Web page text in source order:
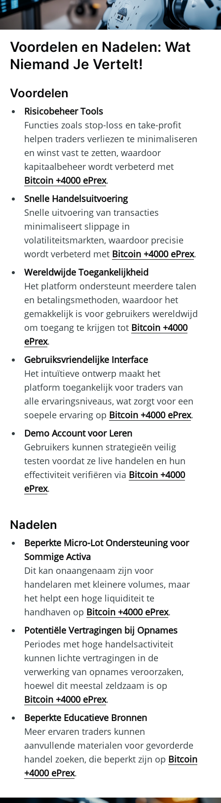
Voordelen en Nadelen: Wat
Niemand Je Vertelt!
Voordelen
Risicobeheer Tools
Functies zoals stop-loss en take-profit
helpen traders verliezen te minimaliseren
en winst vast te zetten, waardoor
kapitaalbeheer wordt verbeterd met
Bitcoin +4000 ePrex.
Snelle Handelsuitvoering
Snelle uitvoering van transacties
minimaliseert slippage in
volatiliteitsmarkten, waardoor precisie
wordt verbeterd met Bitcoin +4000 ePrex.
Wereldwijde Toegankelijkheid
Het platform ondersteunt meerdere talen
en betalingsmethoden, waardoor het
gemakkelijk is voor gebruikers wereldwijd
om toegang te krijgen tot Bitcoin +4000
ePrex.
Gebruiksvriendelijke Interface
Het intuïtieve ontwerp maakt het
platform toegankelijk voor traders van
alle ervaringsniveaus, wat zorgt voor een
soepele ervaring op Bitcoin +4000 ePrex.
Demo Account voor Leren
Gebruikers kunnen strategieën veilig
testen voordat ze live handelen en hun
effectiviteit verifiëren via Bitcoin +4000
ePrex.
Nadelen
Beperkte Micro-Lot Ondersteuning voor
Sommige Activa
Dit kan onaangenaam zijn voor
handelaren met kleinere volumes, maar
het helpt een hoge liquiditeit te
handhaven op Bitcoin +4000 ePrex.
Potentiële Vertragingen bij Opnames
Periodes met hoge handelsactiviteit
kunnen lichte vertragingen in de
verwerking van opnames veroorzaken,
hoewel dit meestal zeldzaam is op
Bitcoin +4000 ePrex.
Beperkte Educatieve Bronnen
Meer ervaren traders kunnen
aanvullende materialen voor gevorderde
handel zoeken, die beperkt zijn op Bitcoin
+4000 ePrex.